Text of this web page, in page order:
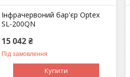
Інфрачервоний бар'єр Optex
SL-200QN
15 042 ₴
Під замовлення
Купити